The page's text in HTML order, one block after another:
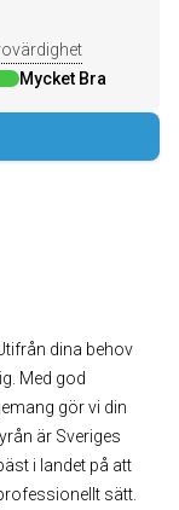
Mycket Bra
dina behov
Med god
gör vi din
är Sveriges
i landet på att
sätt.